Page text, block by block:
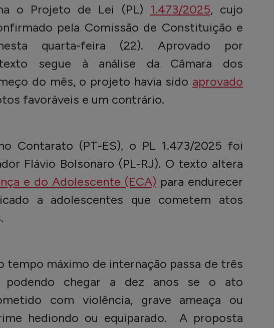
o Projeto de Lei (PL) 1.473/2025, cujo
pela Comissão de Constituição e
quarta-feira (22). Aprovado por
segue à análise da Câmara dos
do mês, o projeto havia sido aprovado
favoráveis e um contrário.
Contarato (PT-ES), o PL 1.473/2025 foi
Flávio Bolsonaro (PL-RJ). O texto altera
e do Adolescente (ECA) para endurecer
a adolescentes que cometem atos
tempo máximo de internação passa de três
podendo chegar a dez anos se o ato
com violência, grave ameaça ou
hediondo ou equiparado. A proposta